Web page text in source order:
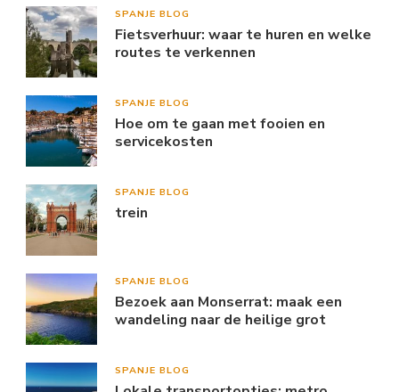
SPANJE BLOG
Fietsverhuur: waar te huren en welke
routes te verkennen
SPANJE BLOG
Hoe om te gaan met fooien en
servicekosten
SPANJE BLOG
trein
SPANJE BLOG
Bezoek aan Monserrat: maak een
wandeling naar de heilige grot
SPANJE BLOG